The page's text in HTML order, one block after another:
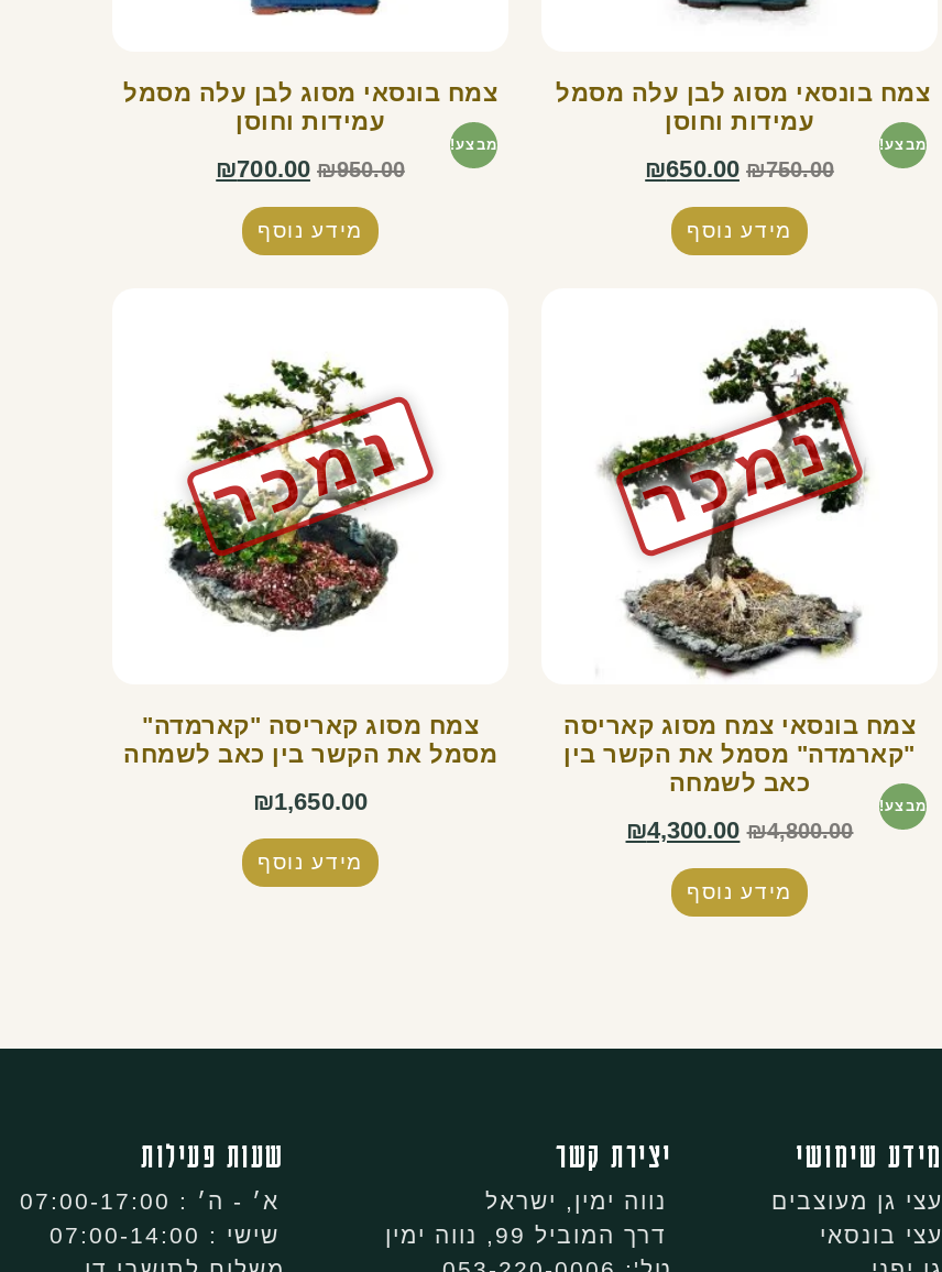
מבצע!
צמח בונסאי מסוג לבן עלה מסמל
עמידות וחוסן
₪750.00
₪650.00
מידע נוסף
מבצע!
צמח בונסאי מסוג לבן עלה מסמל
עמידות וחוסן
₪950.00
₪700.00
מידע נוסף
מבצע!
צמח בונסאי צמח מסוג קאריסה
"קארמדה" מסמל את הקשר בין
כאב לשמחה
₪4,800.00
₪4,300.00
מידע נוסף
צמח מסוג קאריסה "קארמדה"
מסמל את הקשר בין כאב לשמחה
₪1,650.00
מידע נוסף
מידע שימושי
עצי גן מעוצבים
עצי בונסאי
יצירת קשר
נווה ימין, ישראל
דרך המוביל 99, נווה ימין
שעות פעילות
א׳ - ה׳ : 07:00-17:00
שישי : 07:00-14:00